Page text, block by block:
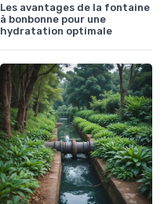
Les avantages de la fontaine
à bonbonne pour une
hydratation optimale